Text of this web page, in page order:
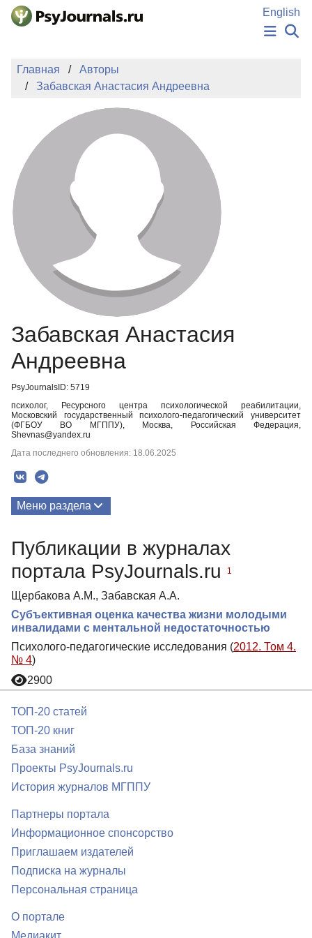
Перейти к основному содержанию
English
ИЗДАНИЯ
АВТОРЫ
ПОДАТЬ РУКОПИСЬ
БАЗА ЗНАНИЙ
КЛЮЧЕВЫЕ СЛОВА
Регистрация
Главная
Авторы
Забавская Анастасия Андреевна
Забавская Анастасия
Андреевна
PsyJournalsID: 5719
психолог, Ресурсного центра психологической реабилитации,
Московский государственный психолого-педагогический университет
(ФГБОУ ВО МГППУ), Москва, Российская Федерация,
Shevnas@yandex.ru
Дата последнего обновления: 18.06.2025
Меню раздела
Публикации в журналах
портала PsyJournals.ru
1
Щербакова А.М., Забавская А.А.
Субъективная оценка качества жизни молодыми
инвалидами с ментальной недостаточностью
Психолого-педагогические исследования (2012. Том 4.
№ 4)
2900
ТОП-20 статей
ТОП-20 книг
База знаний
Проекты PsyJournals.ru
История журналов МГППУ
Партнеры портала
Информационное спонсорство
Приглашаем издателей
Подписка на журналы
Персональная страница
О портале
Медиакит